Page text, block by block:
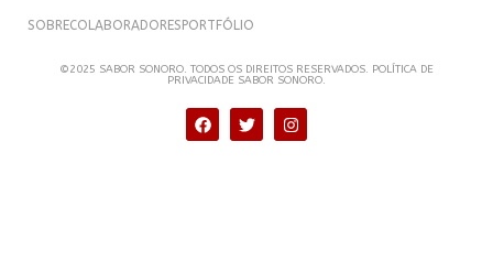
SOBRECOLABORADORES PORTFÓLIO
©2025 SABOR SONORO. TODOS OS DIREITOS RESERVADOS. POLÍTICA DE
PRIVACIDADE SABOR SONORO.